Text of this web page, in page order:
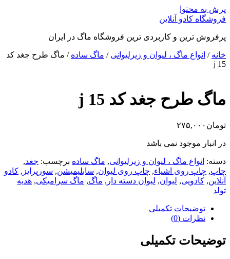
پرش به محتوا
فروشگاه کادو آنلاین
پرفروش ترین و کاربردی ترین فروشگاه ماگ در ایران
خانه / انواع ماگ ، لیوان و زیرلیوانی / ماگ ساده / ماگ طرح جغد کد
j 15
ماگ طرح جغد کد j 15
تومان ۲۷۵,۰۰۰
در انبار موجود نمی باشد
دسته: انواع ماگ ، لیوان و زیرلیوانی, ماگ ساده برچسب: جغد,
چاپ, چاپ روی اشیاء, چاپ روی لیوان, سابلیمیشن, سورپرایز , کادو
آنلاین, کادویی, لیوان, لیوان دسته دار , ماگ, ماگ سرامیکی, هدیه
تولد
توضیحات تکمیلی
نظرات (0)
توضیحات تکمیلی